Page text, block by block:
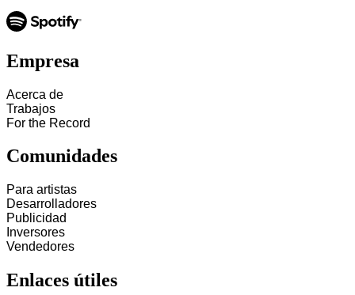
Empresa
Acerca de
Trabajos
For the Record
Comunidades
Para artistas
Desarrolladores
Publicidad
Inversores
Vendedores
Enlaces útiles